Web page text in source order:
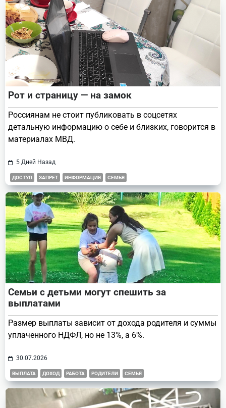
Рот и страницу — на замок
Россиянам не стоит публиковать в соцсетях
детальную информацию о себе и близких, говорится в
материалах МВД.
5 Дней Назад
ДОСТУП ЗАПРЕТ ИНФОРМАЦИЯ СЕМЬЯ
Семьи с детьми могут спешить за
выплатами
Размер выплаты зависит от дохода родителя и суммы
уплаченного НДФЛ, но не 13%, а 6%.
30.07.2026
ВЫПЛАТА ДОХОД РАБОТА РОДИТЕЛИ СЕМЬЯ